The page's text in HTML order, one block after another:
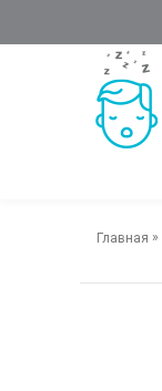
Главная »